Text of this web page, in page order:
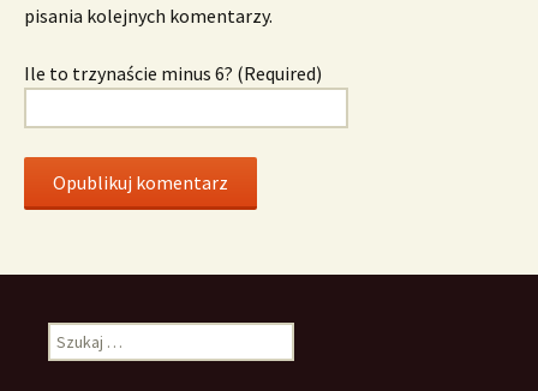
pisania kolejnych komentarzy.
Ile to trzynaście minus 6? (Required)
Szukaj: